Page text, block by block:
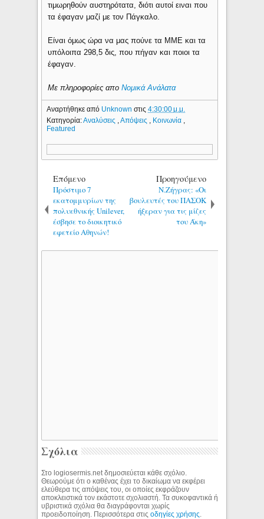
τιμωρηθούν αυστηρότατα, διότι αυτοί ειναι που
τα έφαγαν μαζί με τον Πάγκαλο.
Είναι όμως ώρα να μας πούνε τα ΜΜΕ και τα
υπόλοιπα 298,5 δις, που πήγαν και ποιοι τα
έφαγαν.
Με πληροφορίες αποΝομικά Ανάλατα
Αναρτήθηκε από Unknownστις4:30:00 μ.μ.
Κατηγορία:Αναλύσεις ,Απόψεις Κοινωνία
Featured
Επόμενο
Πρόστιμο 7
εκατομμυρίων της
πολυεθνικής Unilever,
έσβησε το διοικητικό
εφετείο Αθηνών!
Προηγούμενο
Ν.Ζήγρας: «Οι
βουλευτές του ΠΑΣΟΚ
ήξεραν για τις μίζες
του Άκη»
Σχόλια
Στο logiosermis.net δημοσιεύεται κάθε σχόλιο.
Θεωρούμε ότι ο καθένας έχει το δικαίωμα να εκφέρει
ελεύθερα τις απόψεις του, οι οποίες εκφράζουν
αποκλειστικά τον εκάστοτε σχολιαστή. Τα συκοφαντικά ή
υβριστικά σχόλια θα διαγράφονται χωρίς
προειδοποίηση. Περισσότερα στιςοδηγίες χρήσης